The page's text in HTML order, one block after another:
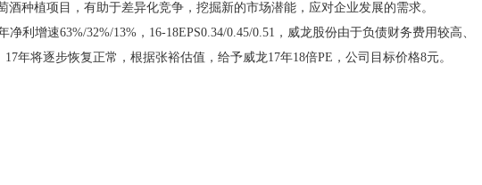
酒种植项目，有助于差异化竞争，挖掘新的市场潜能，应对企业发展的需求。
净利增速63%/32%/13%，16-18EPS0.34/0.45/0.51，威龙股份由于负债财务费用较高、
年将逐步恢复正常，根据张裕估值，给予威龙17年18倍PE，公司目标价格8元。